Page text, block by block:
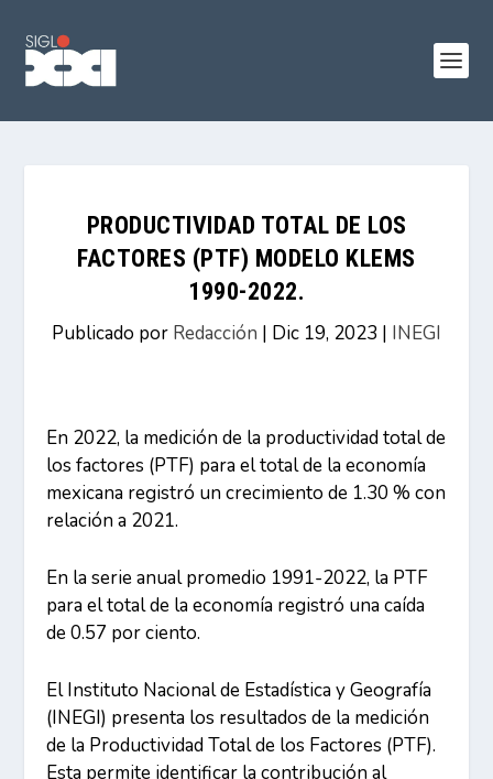
PRODUCTIVIDAD TOTAL DE LOS
FACTORES (PTF) MODELO KLEMS
1990-2022.
Publicado por Redacción | Dic 19, 2023 | INEGI
En 2022, la medición de la productividad total de
los factores (PTF) para el total de la economía
mexicana registró un crecimiento de 1.30 % con
relación a 2021.
En la serie anual promedio 1991-2022, la PTF
para el total de la economía registró una caída
de 0.57 por ciento.
El Instituto Nacional de Estadística y Geografía
(INEGI) presenta los resultados de la medición
de la Productividad Total de los Factores (PTF).
Esta permite identificar la contribución al